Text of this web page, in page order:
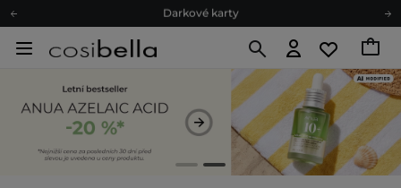
Ekologické balení
Doporučovací Program
Odeslání do 24 hod.
Darkové karty
Ekologické balení